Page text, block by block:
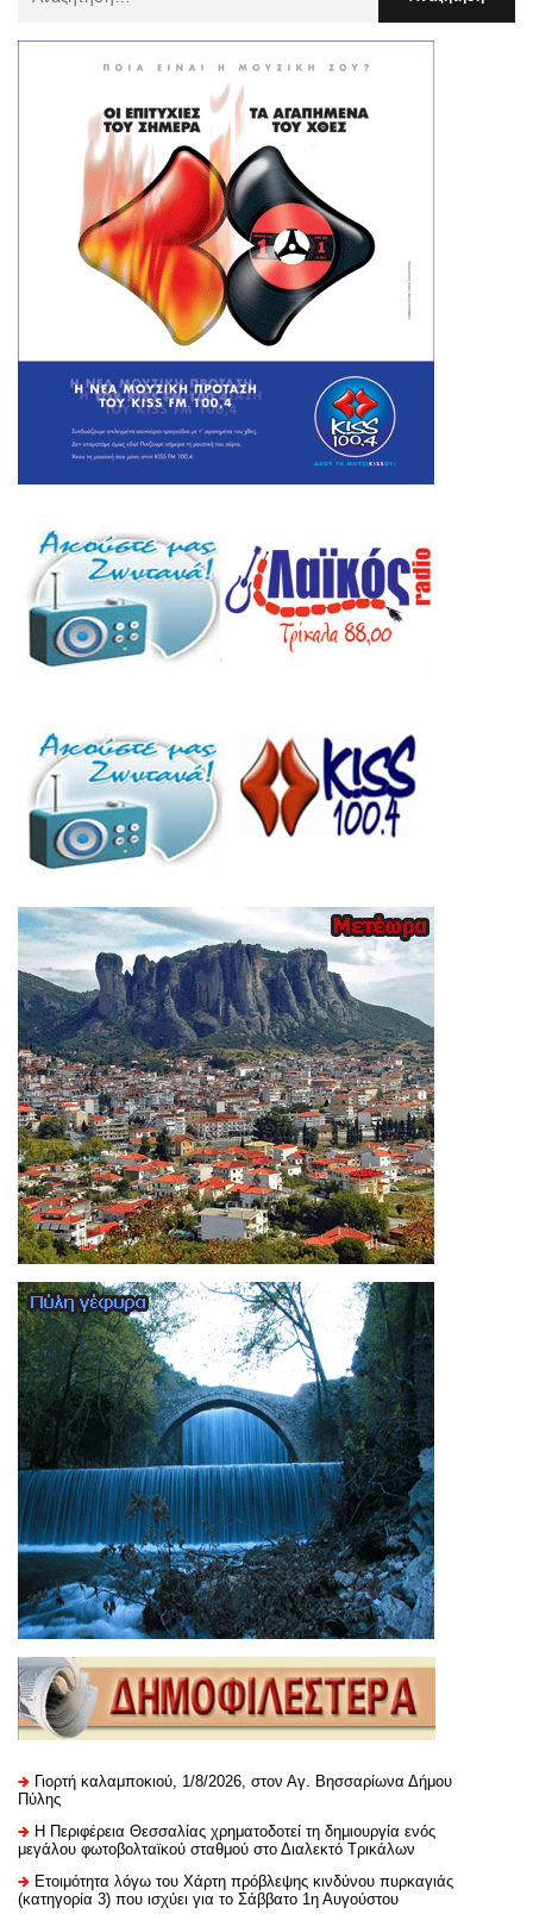
:
Γιορτή καλαμποκιού, 1/8/2026, στον Αγ. Βησσαρίωνα Δήμου
Πύλης
H Περιφέρεια Θεσσαλίας χρηματοδοτεί τη δημιουργία ενός
μεγάλου φωτοβολταϊκού σταθμού στο Διαλεκτό Τρικάλων
Ετοιμότητα λόγω του Χάρτη πρόβλεψης κινδύνου πυρκαγιάς
(κατηγορία 3) που ισχύει για το Σάββατο 1η Αυγούστου